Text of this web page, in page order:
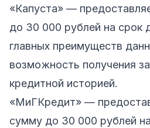
«Капуста» —
до 30 000 рублей на срок
главных преимуществ
возможность получения
кредитной историей.
«МиГКредит» —
сумму до 30 000 рублей